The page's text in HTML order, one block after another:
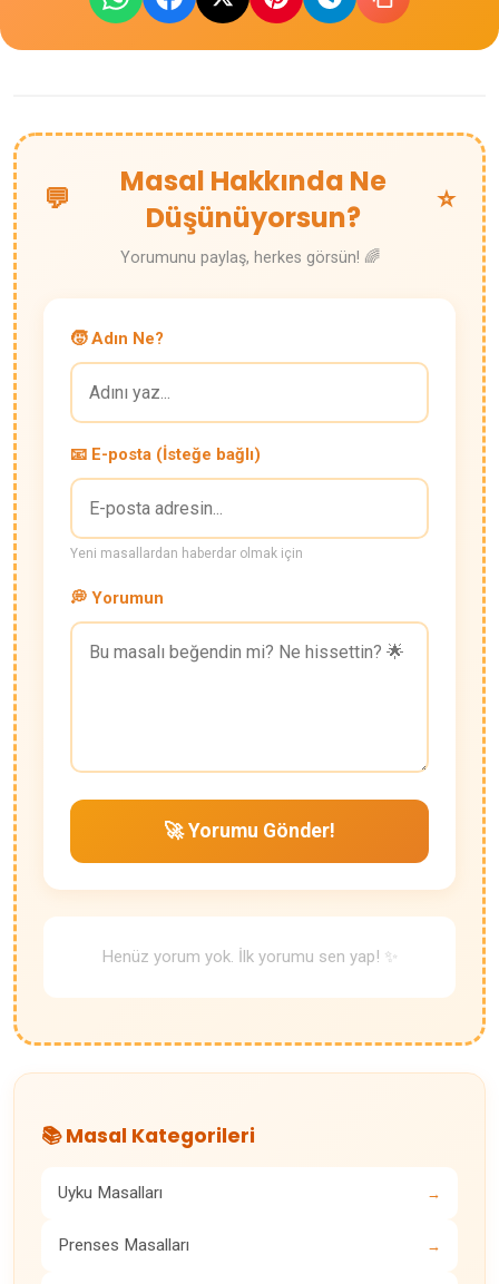
💬
Masal Hakkında Ne
Düşünüyorsun?
⭐
Yorumunu paylaş, herkes görsün! 🌈
🧒 Adın Ne?
📧 E-posta (İsteğe bağlı)
Yeni masallardan haberdar olmak için
💭 Yorumun
🚀 Yorumu Gönder!
Henüz yorum yok. İlk yorumu sen yap! ✨
📚 Masal Kategorileri
Uyku Masalları →
Prenses Masalları →